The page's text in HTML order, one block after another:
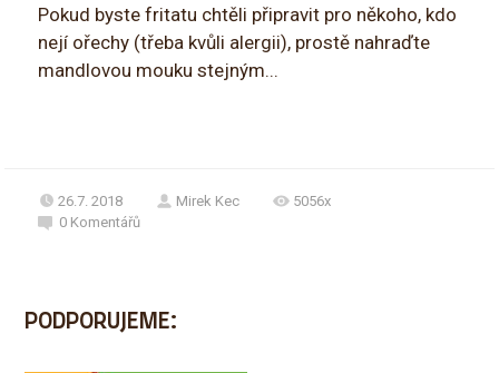
Pokud byste fritatu chtěli připravit pro někoho, kdo
nejí ořechy (třeba kvůli alergii), prostě nahraďte
mandlovou mouku stejným...
26.7. 2018 Mirek Kec
5056x
0 Komentářů
PODPORUJEME: